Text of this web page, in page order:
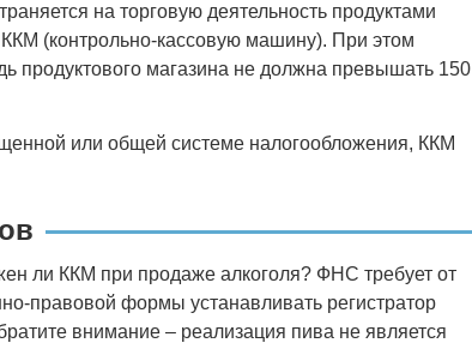
на торговую деятельность продуктами
ККМ (контрольно-кассовую машину). При этом
продуктового магазина не должна превышать 150
или общей системе налогообложения, ККМ
ли ККМ при продаже алкоголя? ФНС требует от
правовой формы устанавливать регистратор
внимание – реализация пива не является